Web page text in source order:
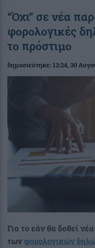
“Όχι” σε νέα
φορολογικές
το πρόστιμο
δημοσιεύτηκε:13:24, 30
Για το εάν θα δοθεί
τωνφορολογικών